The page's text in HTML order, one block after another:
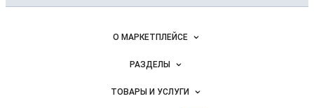
и упаковка
Важные разделы и контакты
Навигация по сайтуО МАРКЕТПЛЕЙСЕ
Новости Eqinfo.ru
Размещение рекламы
РАЗДЕЛЫ
Объявления
ТОВАРЫ И УСЛУГИ